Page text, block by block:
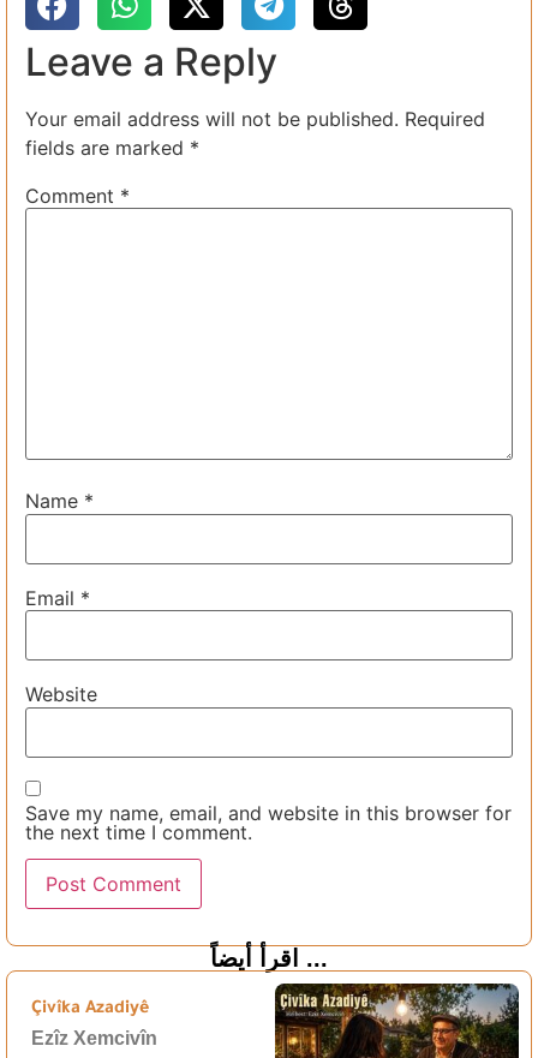
Leave a Reply
Your email address will not be published. Required
fields are marked *
Comment *
Name *
Email *
Website
Save my name, email, and website in this browser for
the next time I comment.
اقرأ أيضاً ...
Çivîka Azadiyê
Ezîz Xemcivîn